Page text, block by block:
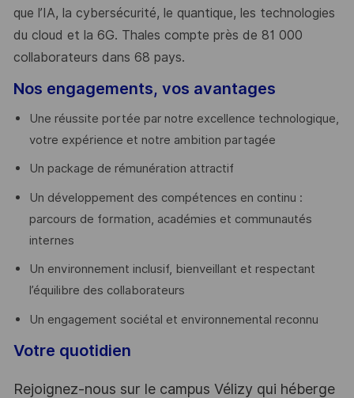
que l’IA, la cybersécurité, le quantique, les technologies
du cloud et la 6G. Thales compte près de 81 000
collaborateurs dans 68 pays.
Nos engagements, vos avantages
Une réussite portée par notre excellence technologique,
votre expérience et notre ambition partagée
Un package de rémunération attractif
Un développement des compétences en continu :
parcours de formation, académies et communautés
internes
Un environnement inclusif, bienveillant et respectant
l’équilibre des collaborateurs
Un engagement sociétal et environnemental reconnu
Votre quotidien
Rejoignez-nous sur le campus Vélizy qui héberge